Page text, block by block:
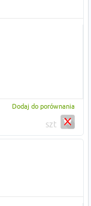
Dodaj do porównania
szt